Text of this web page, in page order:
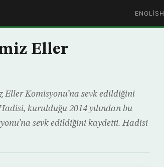
ENGLISH
Eller
Eller Komisyonu’na sevk edildiğini
kurulduğu 2014 yılından bu
sevk edildiğini kaydetti. Hadisi